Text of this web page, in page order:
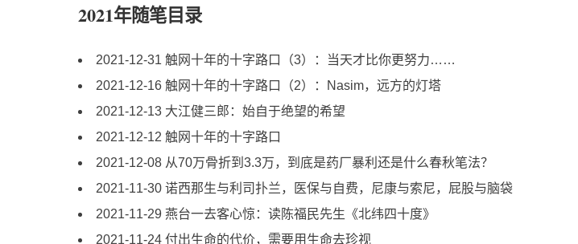
2021年随笔目录
2021-12-31 触网十年的十字路口（3）：当天才比你更努力……
2021-12-16 触网十年的十字路口（2）：Nasim，远方的灯塔
2021-12-13 大江健三郎：始自于绝望的希望
2021-12-12 触网十年的十字路口
2021-12-08 从70万骨折到3.3万，到底是药厂暴利还是什么春秋笔法？
2021-11-30 诺西那生与利司扑兰，医保与自费，尼康与索尼，屁股与脑袋
2021-11-29 燕台一去客心惊：读陈福民先生《北纬四十度》
2021-11-24 付出生命的代价，需要用生命去珍视